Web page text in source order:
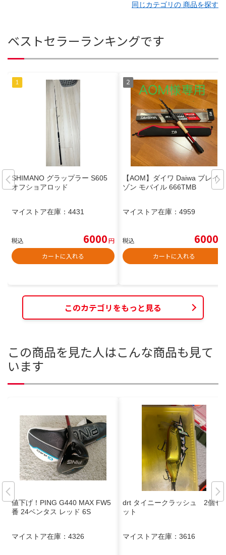
同じカテゴリの 商品を探す
ベストセラーランキングです
SHIMANO グラップラー S605
オフショアロッド
マイストア在庫： 4431
税込 6000円
カートに入れる
【AOM】ダイワ Daiwa ブレイ
ゾン モバイル 666TMB
マイストア在庫： 4959
税込 6000
カートに入れる
このカテゴリをもっと見る
この商品を見た人はこんな商品も見て
います
値下げ！PING G440 MAX FW5
番 24ベンタス レッド 6S
マイストア在庫： 4326
drt タイニークラッシュ 2個セ
ット
マイストア在庫： 3616